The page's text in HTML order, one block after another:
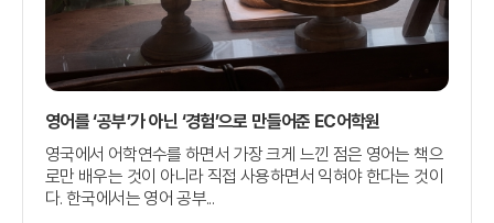
영어를 ‘공부’가 아닌 ‘경험’으로 만들어준 EC어학원
영국에서 어학연수를 하면서 가장 크게 느낀 점은 영어는 책으
로만 배우는 것이 아니라 직접 사용하면서 익혀야 한다는 것이
다. 한국에서는 영어 공부...